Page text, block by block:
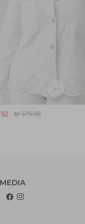
₪
מחיר
379.90 ₪